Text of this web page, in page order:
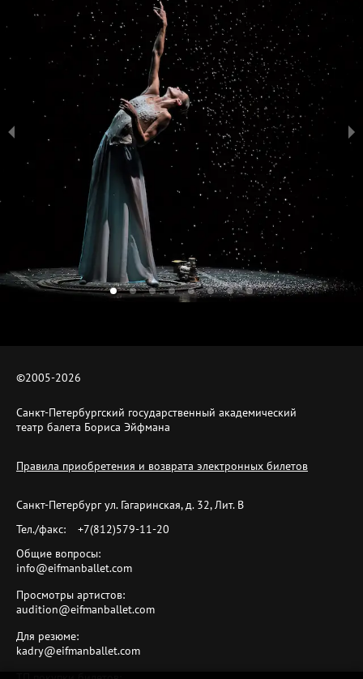
©2005-2026
Санкт-Петербургский государственный академический
театр балета Бориса Эйфмана
Правила приобретения и возврата электронных билетов
Санкт-Петербург ул. Гагаринская, д. 32, Лит. B
Тел./факс:
+7(812)579-11-20
Общие вопросы:
info@eifmanballet.com
Просмотры артистов:
audition@eifmanballet.com
Для резюме:
kadry@eifmanballet.com